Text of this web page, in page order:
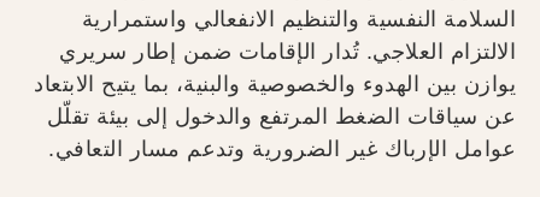
السلامة النفسية والتنظيم الانفعالي واستمرارية
الالتزام العلاجي. تُدار الإقامات ضمن إطار سريري
يوازن بين الهدوء والخصوصية والبنية، بما يتيح الابتعاد
عن سياقات الضغط المرتفع والدخول إلى بيئة تقلّل
عوامل الإرباك غير الضرورية وتدعم مسار التعافي.